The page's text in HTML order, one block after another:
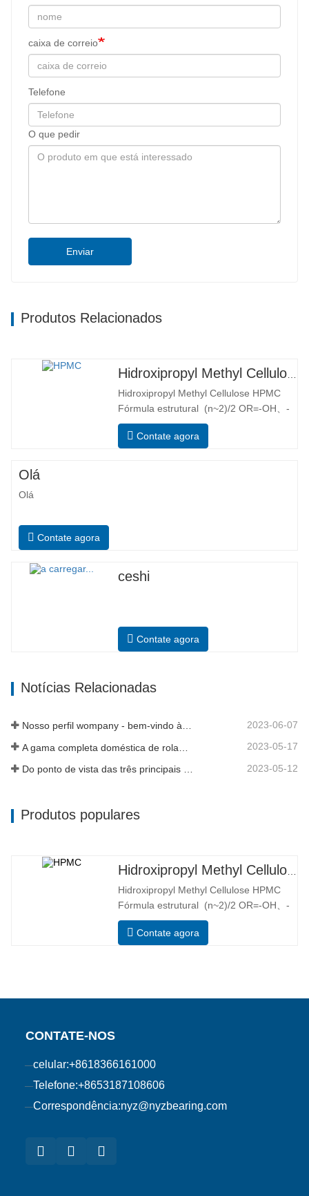
caixa de correio
Telefone
O que pedir
Enviar
Produtos Relacionados
Hidroxipropyl Methyl Cellulose HPMC
Fórmula estrutural (n~2)/2 OR=-OH、-
OCH3、-[OCH2CH(CH3)]nOH ou-
[OCH2CH(CH3)]OCH3 Aplicação
Contate agora
Olá
Olá
Contate agora
ceshi
Contate agora
Notícias Relacionadas
Nosso perfil wompany - bem-vindo à nossa história 2023-06-07
2023-05-17
2023-05-12
Produtos populares
Hidroxipropyl Methyl Cellulose HPMC
Fórmula estrutural (n~2)/2 OR=-OH、-
OCH3、-[OCH2CH(CH3)]nOH ou-
[OCH2CH(CH3)]OCH3 Aplicação
madeira através da alcalinização, óxido
Contate agora
CONTATE-NOS
celular:+8618366161000
Telefone:+8653187108606
Correspondência:nyz@nyzbearing.com